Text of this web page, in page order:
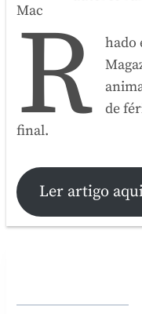
R
Mac
hado
de
final.
Ler artigo